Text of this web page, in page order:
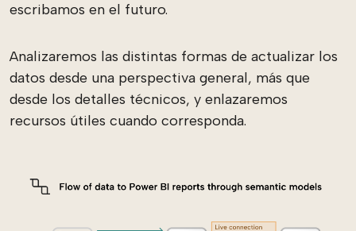
escribamos en el futuro.
Analizaremos las distintas formas de actualizar los
datos desde una perspectiva general, más que
desde los detalles técnicos, y enlazaremos
recursos útiles cuando corresponda.